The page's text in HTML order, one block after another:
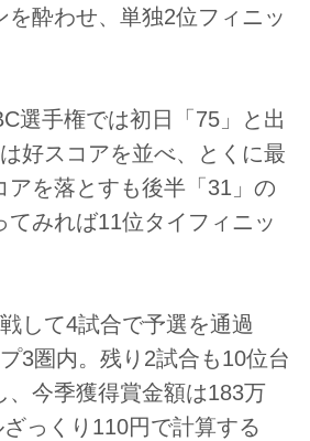
を酔わせ、単独2位フィニッ
選手権では初日「75」と出
好スコアを並べ、とくに最
アを落とすも後半「31」の
てみれば11位タイフィニッ
して4試合で予選を通過
3圏内。残り2試合も10位台
、今季獲得賞金額は183万
っくり110円で計算する